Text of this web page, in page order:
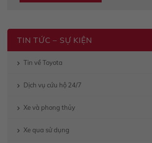
TIN TỨC – SỰ KIỆN
Tin về Toyota
Dịch vụ cứu hộ 24/7
Xe và phong thủy
Xe qua sử dụng